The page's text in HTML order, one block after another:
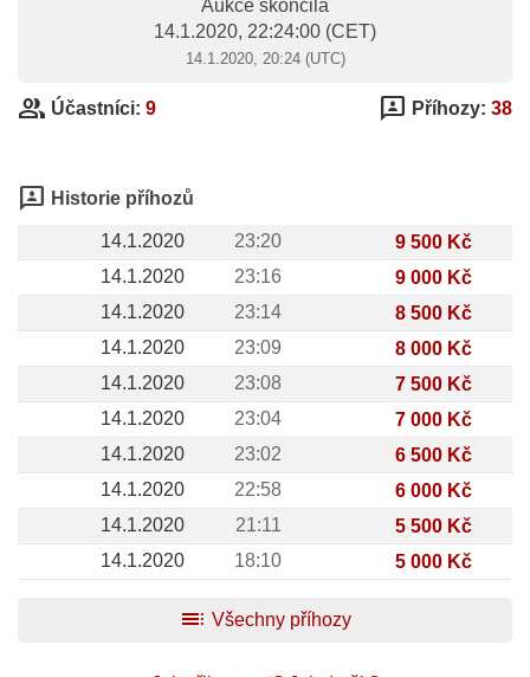
Aukce skončila
14.1.2020, 22:24:00 (CET)
14.1.2020, 20:24 (UTC)
group Účastníci: 9 3p Příhozy: 38
3p Historie příhozů
14.1.2020 23:20
9 500 Kč
14.1.2020
23:16
9 000 Kč
14.1.2020
23:14
8 500 Kč
14.1.2020
23:09
8 000 Kč
14.1.2020
23:08
7 500 Kč
14.1.2020
23:04
7 000 Kč
14.1.2020
23:02
6 500 Kč
14.1.2020
22:58
6 000 Kč
14.1.2020
21:11
5 500 Kč
14.1.2020
18:10 5 000 Kč
toc Všechny příhozy